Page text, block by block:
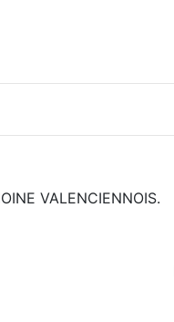
VALENCIENNOIS.